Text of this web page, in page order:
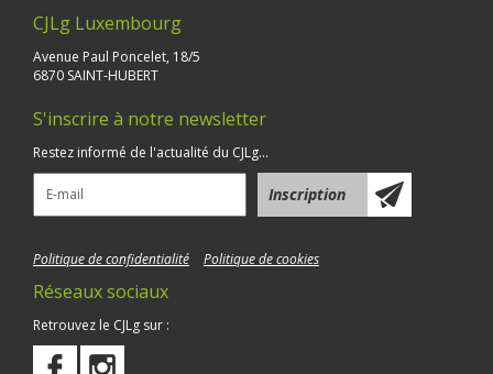
CJLg Luxembourg
Avenue Paul Poncelet, 18/5
6870 SAINT-HUBERT
S'inscrire à notre newsletter
Restez informé de l'actualité du CJLg...
Politique de confidentialité Politique de cookies
Réseaux sociaux
Retrouvez le CJLg sur :